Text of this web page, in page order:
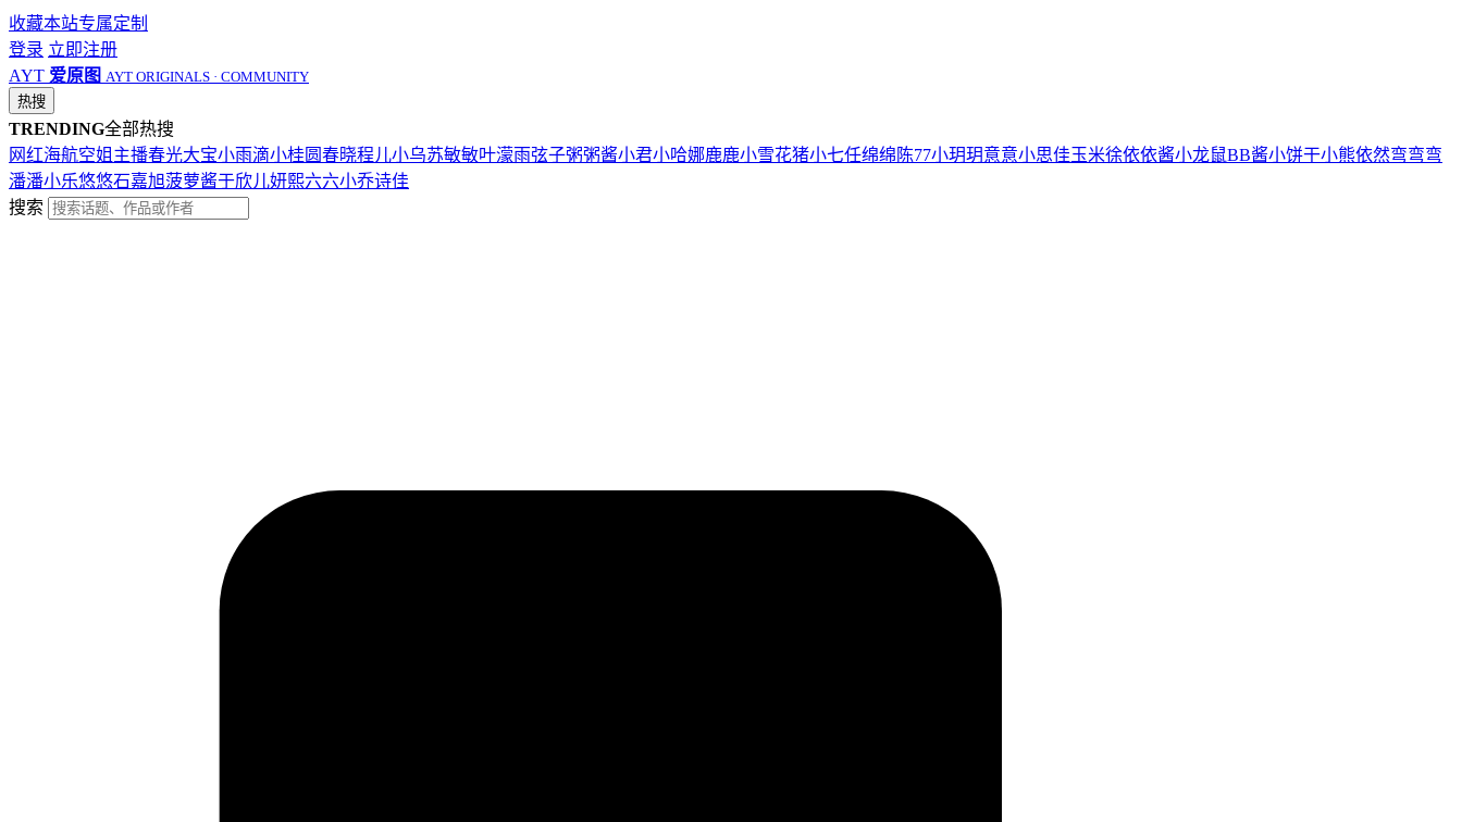
收藏本站专属定制
登录 立即注册
AYT 爱原图 AYT ORIGINALS · COMMUNITY
热搜
TRENDING全部热搜
网红海航空姐 主播春光大宝小雨滴小桂圆春晓程儿小乌苏敏敏叶濛雨弦子粥粥酱小君小哈娜鹿鹿小雪花猪小七任绵绵 陈77小玥玥意意小思佳玉米徐依依酱小龙鼠BB酱小饼干小熊依然弯弯弯
潘潘小乐悠悠石嘉旭菠萝酱于欣儿妍熙六六小乔诗佳
搜索